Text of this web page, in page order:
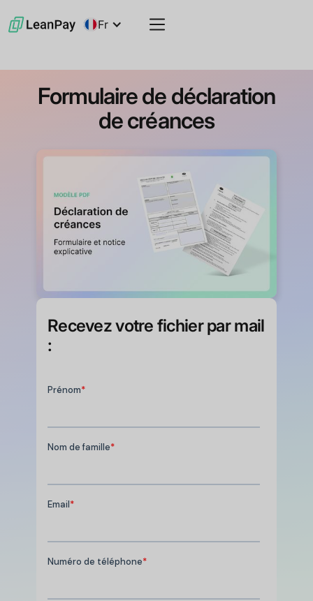
Fr
Formulaire de déclaration
de créances
Recevez votre fichier par mail
: